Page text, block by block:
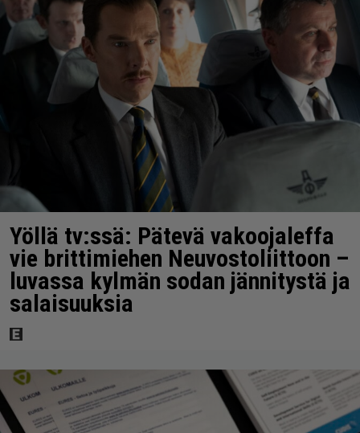
Yöllä tv:ssä: Pätevä vakoojaleffa
vie brittimiehen Neuvostoliittoon –
luvassa kylmän sodan jännitystä ja
salaisuuksia